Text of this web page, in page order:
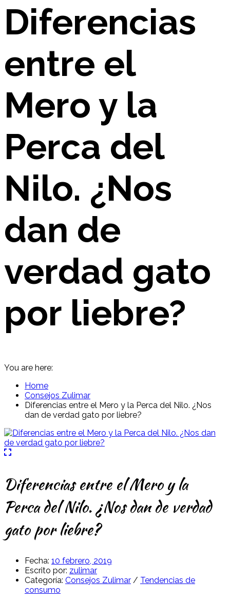
Diferencias
entre el
Mero y la
Perca del
Nilo. ¿Nos
dan de
verdad gato
por liebre?
You are here:
Home
Consejos Zulimar
Diferencias entre el Mero y la Perca del Nilo. ¿Nos
dan de verdad gato por liebre?
Diferencias entre el Mero y la
Perca del Nilo. ¿Nos dan de verdad
gato por liebre?
Fecha: 10 febrero, 2019
Escrito por: zulimar
Categoría: Consejos Zulimar / Tendencias de
consumo